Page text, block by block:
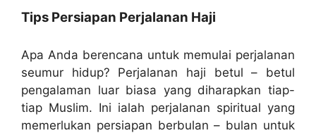
Tips Persiapan Perjalanan Haji
Apa Anda berencana untuk memulai perjalanan
seumur hidup? Perjalanan haji betul – betul
pengalaman luar biasa yang diharapkan tiap-
tiap Muslim. Ini ialah perjalanan spiritual yang
memerlukan persiapan berbulan – bulan untuk